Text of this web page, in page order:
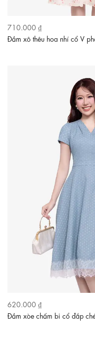
710.000 ₫
Đầm xô thêu hoa nhí cổ V
620.000 ₫
Đầm xòe chấm bi cổ đắp